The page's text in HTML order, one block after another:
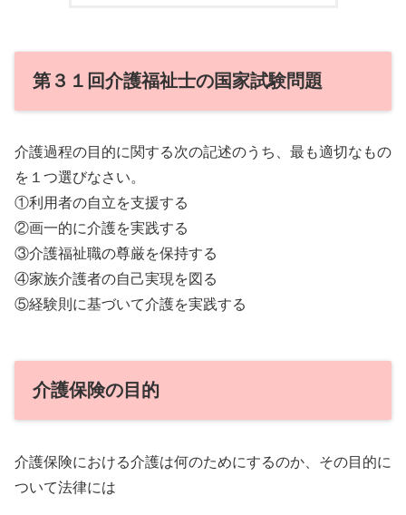
第３１回介護福祉士の国家試験問題
介護過程の目的に関する次の記述のうち、最も適切なもの
を１つ選びなさい。
①利用者の自立を支援する
②画一的に介護を実践する
③介護福祉職の尊厳を保持する
④家族介護者の自己実現を図る
⑤経験則に基づいて介護を実践する
介護保険の目的
介護保険における介護は何のためにするのか、その目的に
ついて法律には